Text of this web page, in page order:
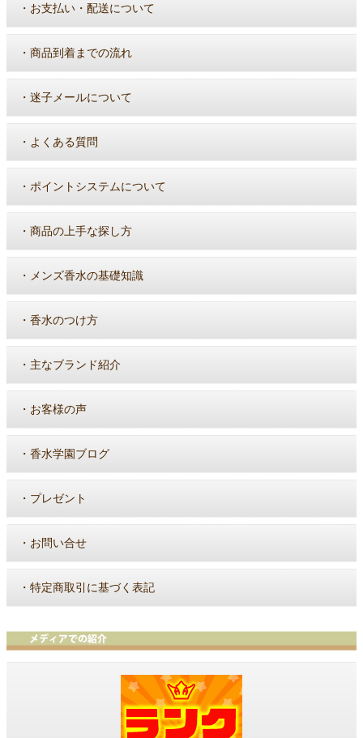
・ お支払い・配送について
・ 商品到着までの流れ
・ 迷子メールについて
・ よくある質問
・ ポイントシステムについて
・ 商品の上手な探し方
・ メンズ香水の基礎知識
・ 香水のつけ方
・ 主なブランド紹介
・ お客様の声
・ 香水学園ブログ
・ プレゼント
・ お問い合せ
・ 特定商取引に基づく表記